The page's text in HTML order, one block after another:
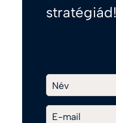
stratégiád!
Név
E-mail